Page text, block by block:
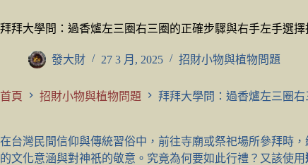
拜拜大學問：過香爐左三圈右三圈的正確步驟與右手左手選擇
發大財 27 3 月, 2025 招財小物與植物問題
首頁 招財小物與植物問題 拜拜大學問：過香爐左三圈
在台灣民間信仰與傳統習俗中，前往寺廟或祭祀場所參拜時
的文化意涵與對神祇的敬意。究竟為何要如此行禮？又該使用